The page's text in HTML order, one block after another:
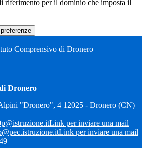
riferimento per il dominio che imposta il
Comprensivo di Dronero
Dronero
"Dronero", 4 12025 - Dronero (CN)
Link per inviare una mail
Link per inviare una mail